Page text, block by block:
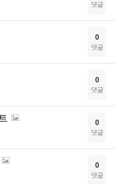
댓글
0
댓글
0
댓글
0
댓글
0
댓글